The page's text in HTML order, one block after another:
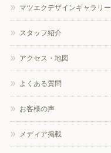
マツエクデザインギャラリー
スタッフ紹介
アクセス・地図
よくある質問
お客様の声
メディア掲載